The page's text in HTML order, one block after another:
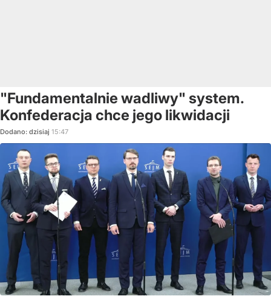
"Fundamentalnie wadliwy" system.
Konfederacja chce jego likwidacji
Dodano: dzisiaj 15:47